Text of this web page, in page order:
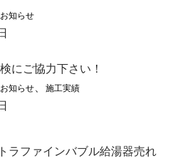
お知らせ
にご協力下さい！
お知らせ 施工実績
ラファインバブル給湯器売れ